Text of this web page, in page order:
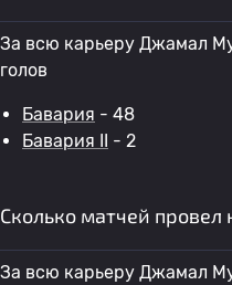
За всю карьеру Джамал
голов
Бавария - 48
Бавария II - 2
Сколько матчей
За всю карьеру Джамал